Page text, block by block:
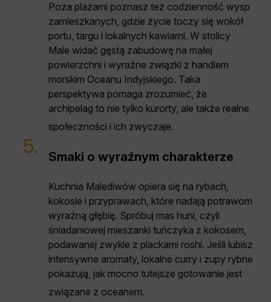
Poza plażami poznasz też codzienność wysp
zamieszkanych, gdzie życie toczy się wokół
portu, targu i lokalnych kawiarni. W stolicy
Male widać gęstą zabudowę na małej
powierzchni i wyraźne związki z handlem
morskim Oceanu Indyjskiego. Taka
perspektywa pomaga zrozumieć, że
archipelag to nie tylko kurorty, ale także realne
społeczności i ich zwyczaje.
5. Smaki o wyraźnym charakterze
Kuchnia Malediwów opiera się na rybach,
kokosie i przyprawach, które nadają potrawom
wyraźną głębię. Spróbuj mas huni, czyli
śniadaniowej mieszanki tuńczyka z kokosem,
podawanej zwykle z plackami roshi. Jeśli lubisz
intensywne aromaty, lokalne curry i zupy rybne
pokazują, jak mocno tutejsze gotowanie jest
związane z oceanem.